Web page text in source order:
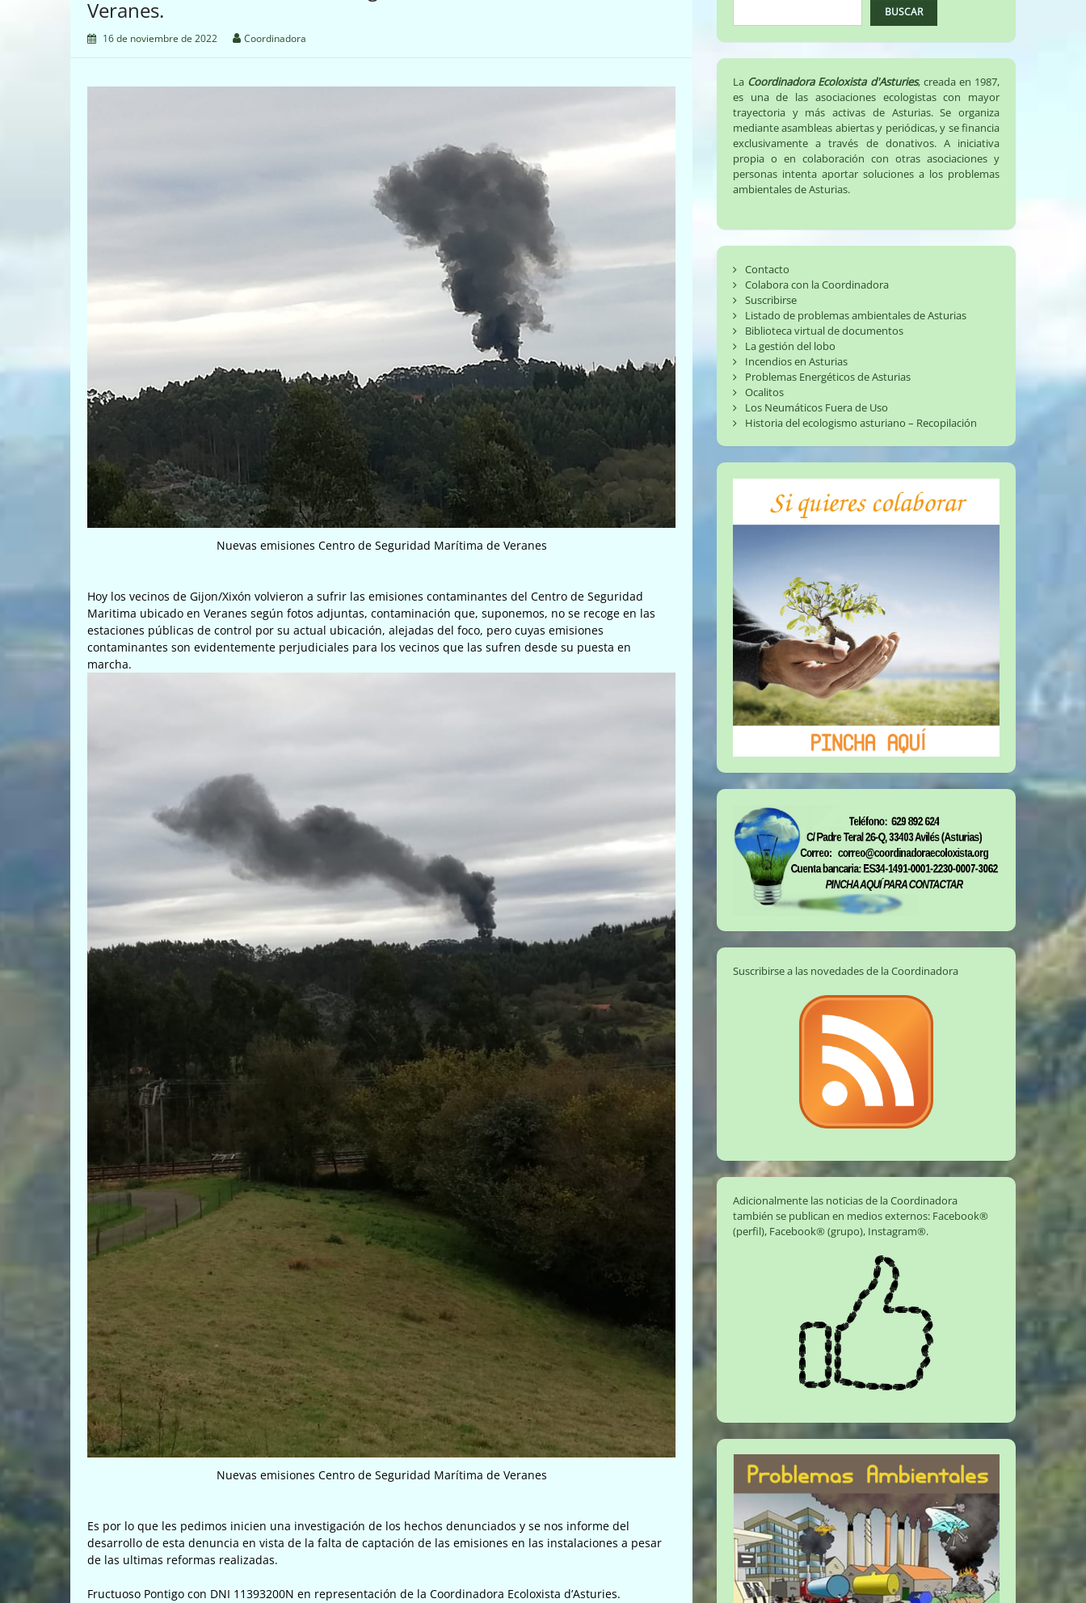
Veranes.
16 de noviembre de 2022 Coordinadora
Nuevas emisiones Centro de Seguridad Marítima de Veranes
Hoy los vecinos de Gijon/Xixón volvieron a sufrir las emisiones contaminantes del Centro de Seguridad
Maritima ubicado en Veranes según fotos adjuntas, contaminación que, suponemos, no se recoge en las
estaciones públicas de control por su actual ubicación, alejadas del foco, pero cuyas emisiones
contaminantes son evidentemente perjudiciales para los vecinos que las sufren desde su puesta en
marcha.
Nuevas emisiones Centro de Seguridad Marítima de Veranes
Es por lo que les pedimos inicien una investigación de los hechos denunciados y se nos informe del
desarrollo de esta denuncia en vista de la falta de captación de las emisiones en las instalaciones a pesar
de las ultimas reformas realizadas.
Fructuoso Pontigo con DNI 11393200N en representación de la Coordinadora Ecoloxista d’Asturies.
BUSCAR
La Coordinadora Ecoloxista d'Asturies, creada en 1987,
es una de las asociaciones ecologistas con mayor
trayectoria y más activas de Asturias. Se organiza
mediante asambleas abiertas y periódicas, y se financia
exclusivamente a través de donativos. A iniciativa
propia o en colaboración con otras asociaciones y
personas intenta aportar soluciones a los problemas
ambientales de Asturias.
Contacto
Colabora con la Coordinadora
Suscribirse
Listado de problemas ambientales de Asturias
Biblioteca virtual de documentos
La gestión del lobo
Incendios en Asturias
Problemas Energéticos de Asturias
Ocalitos
Los Neumáticos Fuera de Uso
Historia del ecologismo asturiano – Recopilación
Suscribirse a las novedades de la Coordinadora
Adicionalmente las noticias de la Coordinadora
también se publican en medios externos: Facebook®
(perfil), Facebook® (grupo), Instagram®.